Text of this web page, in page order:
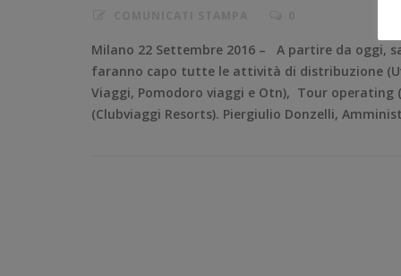
Milano 22 Settembre 2016 – A partire da oggi,
faranno capo tutte le attività di distribuzione
Viaggi, Pomodoro viaggi e Otn), Tour operating
(Clubviaggi Resorts). Piergiulio Donzelli,